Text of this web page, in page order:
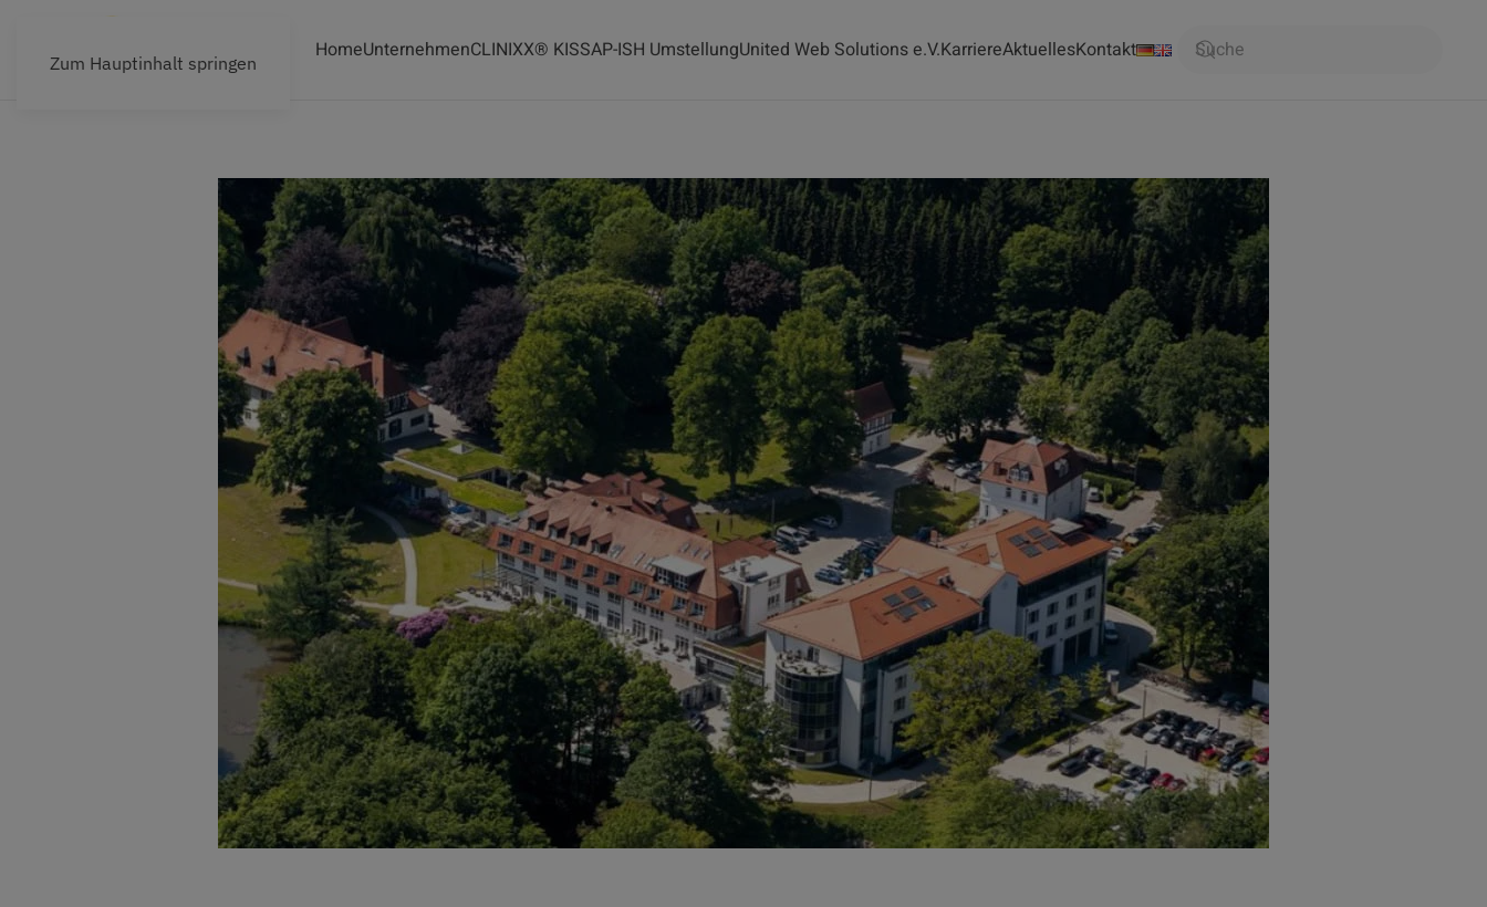
Zum Hauptinhalt springen HomeUnternehmenCLINIXX® KISSAP-ISH UmstellungUnited Web Solutions e.V.KarriereAktuellesKontakt